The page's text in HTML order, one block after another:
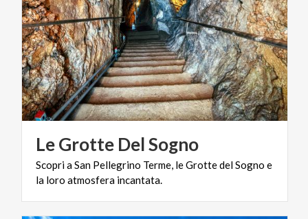
LeGrotte DelSogno
ScopriaSan Pellegrino Terme, leGrottedelSogno e
la loro atmosfera incantata.